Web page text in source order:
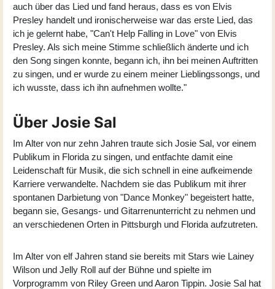
auch über das Lied und fand heraus, dass es von Elvis
Presley handelt und ironischerweise war das erste Lied, das
ich je gelernt habe, "Can't Help Falling in Love" von Elvis
Presley. Als sich meine Stimme schließlich änderte und ich
den Song singen konnte, begann ich, ihn bei meinen Auftritten
zu singen, und er wurde zu einem meiner Lieblingssongs, und
ich wusste, dass ich ihn aufnehmen wollte."
Über Josie Sal
Im Alter von nur zehn Jahren traute sich Josie Sal, vor einem
Publikum in Florida zu singen, und entfachte damit eine
Leidenschaft für Musik, die sich schnell in eine aufkeimende
Karriere verwandelte. Nachdem sie das Publikum mit ihrer
spontanen Darbietung von "Dance Monkey" begeistert hatte,
begann sie, Gesangs- und Gitarrenunterricht zu nehmen und
an verschiedenen Orten in Pittsburgh und Florida aufzutreten.
Im Alter von elf Jahren stand sie bereits mit Stars wie Lainey
Wilson und Jelly Roll auf der Bühne und spielte im
Vorprogramm von Riley Green und Aaron Tippin. Josie Sal hat